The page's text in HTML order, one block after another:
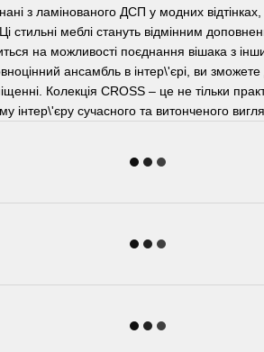
з ламінованого ДСП у модних
меблі стануть відмінним
на можливості поєднання вішака з
ансамбль в інтер\'єрі, ви зможете
Колекція CROSS – це не тільки
інтер\'єру сучасного та витонченого